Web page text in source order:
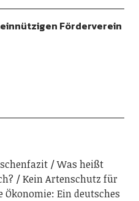
Förderverein
Was heißt
Kein Artenschutz für
Ökonomie: Ein deutsches